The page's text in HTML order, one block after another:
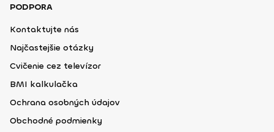
PODPORA
Kontaktujte nás
Najčastejšie otázky
Cvičenie cez televízor
BMI kalkulačka
Ochrana osobných údajov
Obchodné podmienky